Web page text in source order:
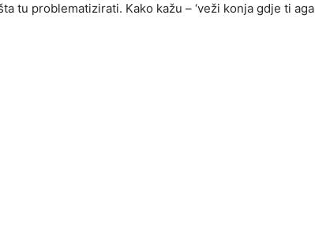
tu problematizirati. Kako kažu – ‘veži konja gdje ti aga